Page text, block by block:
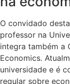
O convidado
professor na
integra também a
Economics.
universidade e é
regular sobre